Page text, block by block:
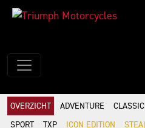
OVERZICHT ADVENTURE CLASSIC
SPORT
TXP ICON EDITION